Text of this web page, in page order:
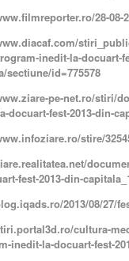
28-08-
inedit-la-docuart-
sectiune/id=775578
pe-net.ro/stiri/
docuart-fest-2013-din-
stire/
fest-2013-din-
2013/08/27/
cultura-
inedit-la-docuart-fest-